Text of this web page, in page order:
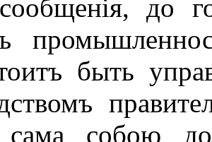
до
быть
собою